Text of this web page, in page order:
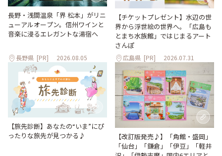
長野・浅間温泉「界 松本」がリニ
ューアルオープン。信州ワインと
音楽に浸るエレガントな湯宿へ
長野県 [PR] 2026.08.05
【チケットプレゼント】水辺の世
界から浮世絵の世界へ。「広島も
とまち水族館」ではじまるアート
さんぽ
広島県 [PR] 2026.07.31
【旅先診断】あなたの“いま”にぴ
ったりな旅先が見つかる♪
【改訂版発売♪】「角館・盛岡」
「仙台」「鎌倉」「伊豆」「軽井